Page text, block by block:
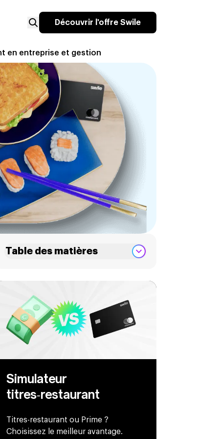
Découvrir l'offre Swile
en entreprise et gestion
Table des matières
Simulateur
titres‑restaurant
Titres-restaurant ou Prime ?
Choisissez le meilleur avantage.